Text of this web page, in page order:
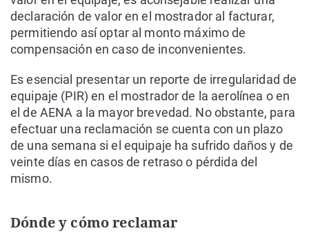
declaración de valor en el mostrador al facturar,
permitiendo así optar al monto máximo de
compensación en caso de inconvenientes.
Es esencial presentar un reporte de irregularidad de
equipaje (PIR) en el mostrador de la aerolínea o en
el de AENA a la mayor brevedad. No obstante, para
efectuar una reclamación se cuenta con un plazo
de una semana si el equipaje ha sufrido daños y de
veinte días en casos de retraso o pérdida del
mismo.
Dónde y cómo reclamar